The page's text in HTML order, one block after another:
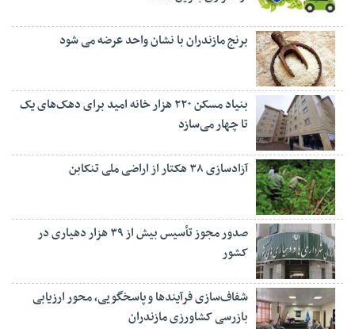
برنج مازندران با نشان واحد عرضه می شود
بنیاد مسکن ۲۲۰ هزار خانه امید برای دهک‌های یک
تا چهار می‌سازد
آزادسازی ۳۸ هکتار از اراضی ملی تنکابن
صدور مجوز تأسیس بیش از ۳۹ هزار دهیاری در
کشور
شفاف‌سازی فرآیند‌ها و پاسخگویی، محور ارزیابی
بازرسی کشاورزی مازندران